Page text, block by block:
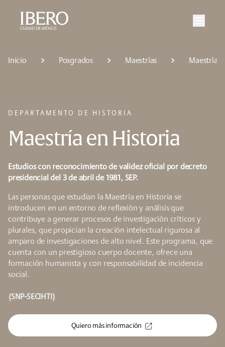
Saltar al contenido principal
Saltar a la navegación principal
Saltar al pie de página
Inicio Posgrados Maestrías Maestría
DEPARTAMENTO DE HISTORIA
Maestría en Historia
Estudios con reconocimiento de validez oficial por decreto
presidencial del 3 de abril de 1981, SEP.
Las personas que estudian la Maestría en Historia se
introducen en un entorno de reflexión y análisis que
contribuye a generar procesos de investigación críticos y
plurales, que propician la creación intelectual rigurosa al
amparo de investigaciones de alto nivel. Este programa, que
cuenta con un prestigioso cuerpo docente, ofrece una
formación humanista y con responsabilidad de incidencia
social.
(SNP-SECIHTI)
Quiero más información